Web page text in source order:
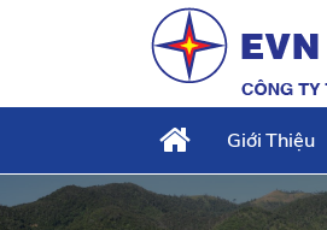
Giới Thiệu